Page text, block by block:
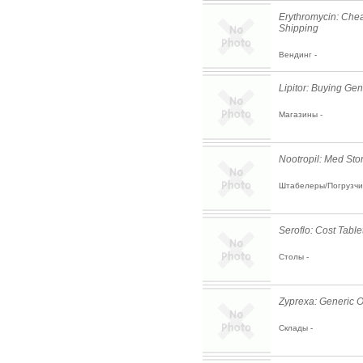
Erythromycin:
Shipping
Вендинг -
Lipitor: Buying
Магазины -
Nootropil: Med
Штабелеры/
Seroflo: Cost
Столы -
Zyprexa: Generic
Склады -